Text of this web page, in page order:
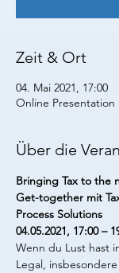
Zeit & Ort
04. Mai 2021, 17:00
Online Presentation
Über die
Bringing Tax to the
Get-together mit
Process Solutions
04.05.2021, 17:00 –
Wenn du Lust hast
Legal,